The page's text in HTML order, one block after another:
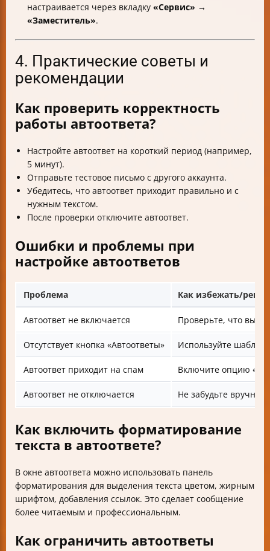
настраивается через вкладку «Сервис» →
«Заместитель».
4. Практические советы и
рекомендации
Как проверить корректность
работы автоответа?
Настройте автоответ на короткий период (например,
5 минут).
Отправьте тестовое письмо с другого аккаунта.
Убедитесь, что автоответ приходит правильно и с
нужным текстом.
После проверки отключите автоответ.
Ошибки и проблемы при
настройке автоответов
Проблема Как избежать/
Автоответ не включается Проверьте, что вы
Отсутствует кнопка «Автоответы» Используйте
Автоответ приходит на спам Включите опцию
Автоответ не отключается Не забудьте
Как включить форматирование
текста в автоответе?
В окне автоответа можно использовать панель
форматирования для выделения текста цветом, жирным
шрифтом, добавления ссылок. Это сделает сообщение
более читаемым и профессиональным.
Как ограничить автоответы